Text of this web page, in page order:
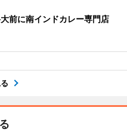
前に南インドカレー専門店